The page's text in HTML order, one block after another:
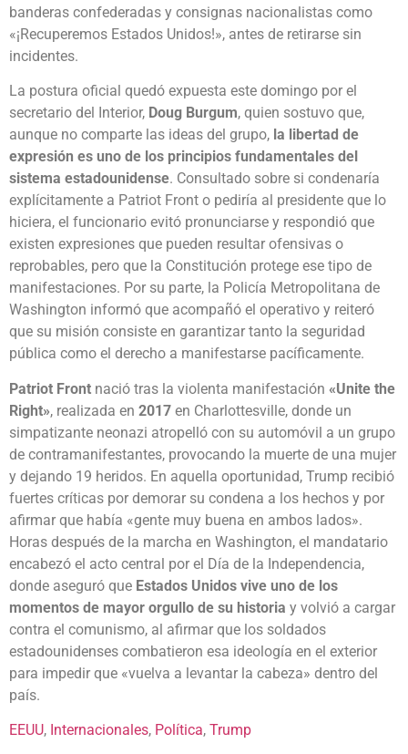
banderas confederadas y consignas nacionalistas como
«¡Recuperemos Estados Unidos!», antes de retirarse sin
incidentes.
La postura oficial quedó expuesta este domingo por el
secretario del Interior, Doug Burgum, quien sostuvo que,
aunque no comparte las ideas del grupo, la libertad de
expresión es uno de los principios fundamentales del
sistema estadounidense. Consultado sobre si condenaría
explícitamente a Patriot Front o pediría al presidente que lo
hiciera, el funcionario evitó pronunciarse y respondió que
existen expresiones que pueden resultar ofensivas o
reprobables, pero que la Constitución protege ese tipo de
manifestaciones. Por su parte, la Policía Metropolitana de
Washington informó que acompañó el operativo y reiteró
que su misión consiste en garantizar tanto la seguridad
pública como el derecho a manifestarse pacíficamente.
Patriot Front nació tras la violenta manifestación «Unite the
Right», realizada en 2017 en Charlottesville, donde un
simpatizante neonazi atropelló con su automóvil a un grupo
de contramanifestantes, provocando la muerte de una mujer
y dejando 19 heridos. En aquella oportunidad, Trump recibió
fuertes críticas por demorar su condena a los hechos y por
afirmar que había «gente muy buena en ambos lados».
Horas después de la marcha en Washington, el mandatario
encabezó el acto central por el Día de la Independencia,
donde aseguró que Estados Unidos vive uno de los
momentos de mayor orgullo de su historia y volvió a cargar
contra el comunismo, al afirmar que los soldados
estadounidenses combatieron esa ideología en el exterior
para impedir que «vuelva a levantar la cabeza» dentro del
país.
EEUU, Internacionales, Política, Trump